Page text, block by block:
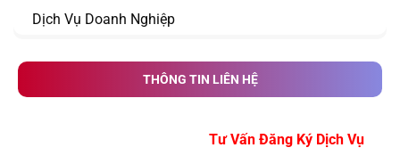
Dịch Vụ Doanh Nghiệp
THÔNG TIN LIÊN HỆ
Tư Vấn Đăng Ký Dịch